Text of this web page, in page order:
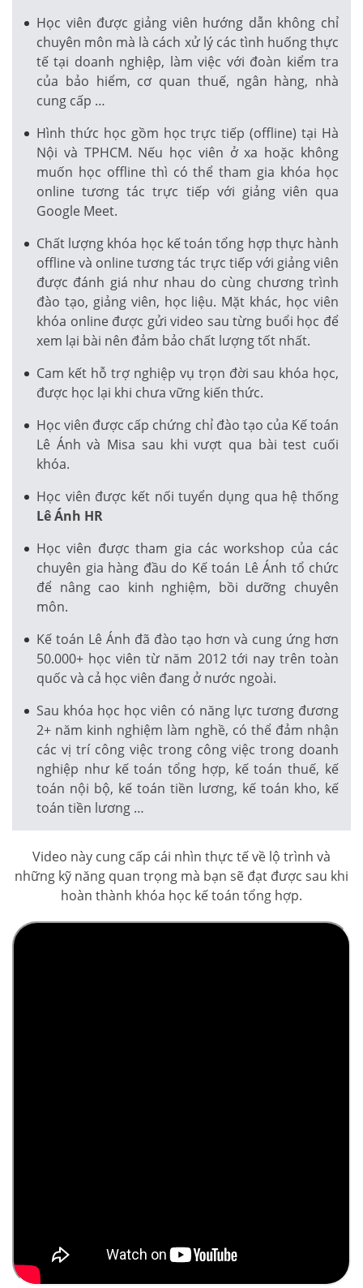
Học viên được giảng viên hướng dẫn không chỉ
chuyên môn mà là cách xử lý các tình huống thực
tế tại doanh nghiệp, làm việc với đoàn kiểm tra
của bảo hiểm, cơ quan thuế, ngân hàng, nhà
cung cấp …
Hình thức học gồm học trực tiếp (offline) tại Hà
Nội và TPHCM. Nếu học viên ở xa hoặc không
muốn học offline thì có thể tham gia khóa học
online tương tác trực tiếp với giảng viên qua
Google Meet.
Chất lượng khóa học kế toán tổng hợp thực hành
offline và online tương tác trực tiếp với giảng viên
được đánh giá như nhau do cùng chương trình
đào tạo, giảng viên, học liệu. Mặt khác, học viên
khóa online được gửi video sau từng buổi học để
xem lại bài nên đảm bảo chất lượng tốt nhất.
Cam kết hỗ trợ nghiệp vụ trọn đời sau khóa học,
được học lại khi chưa vững kiến thức.
Học viên được cấp chứng chỉ đào tạo của Kế toán
Lê Ánh và Misa sau khi vượt qua bài test cuối
khóa.
Học viên được kết nối tuyển dụng qua hệ thống
Lê Ánh HR
Học viên được tham gia các workshop của các
chuyên gia hàng đầu do Kế toán Lê Ánh tổ chức
để nâng cao kinh nghiệm, bồi dưỡng chuyên
môn.
Kế toán Lê Ánh đã đào tạo hơn và cung ứng hơn
50.000+ học viên từ năm 2012 tới nay trên toàn
quốc và cả học viên đang ở nước ngoài.
Sau khóa học học viên có năng lực tương đương
2+ năm kinh nghiệm làm nghề, có thể đảm nhận
các vị trí công việc trong công việc trong doanh
nghiệp như kế toán tổng hợp, kế toán thuế, kế
toán nội bộ, kế toán tiền lương, kế toán kho, kế
toán tiền lương …
Video này cung cấp cái nhìn thực tế về lộ trình và
những kỹ năng quan trọng mà bạn sẽ đạt được sau khi
hoàn thành khóa học kế toán tổng hợp.